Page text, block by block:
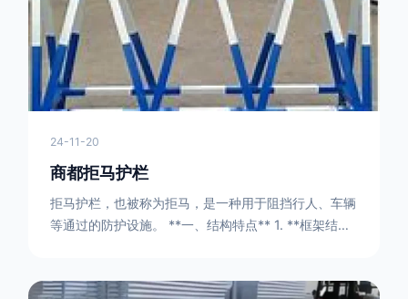
在一起，像一个个小的三角锥形状的结构单
24-11-20
商都拒马护栏
拒马护栏，也被称为拒马，是一种用于阻挡行人、车辆
等通过的防护设施。 **一、结构特点** 1. **框架结构
方形的框架组合。这些框架相互连接，形成一个稳定的